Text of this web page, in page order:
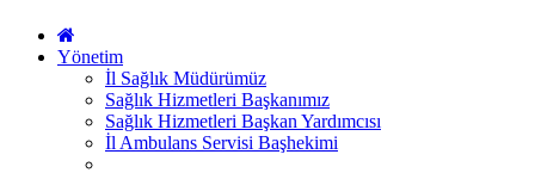
Yönetim
İl Sağlık Müdürümüz
Sağlık Hizmetleri Başkanımız
Sağlık Hizmetleri Başkan Yardımcısı
İl Ambulans Servisi Başhekimi